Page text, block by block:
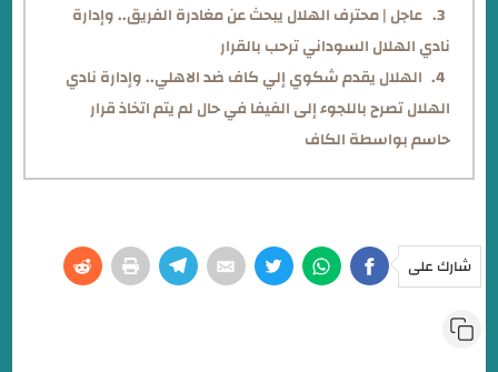
عاجل | محترف الهلال يبحث عن مغادرة الفريق.. وإدارة
نادي الهلال السوداني ترحب بالقرار
الهلال يقدم شكوي إلي كاف ضد الاهلي.. وإدارة نادي
الهلال تصرح باللجوء إلى الفيفا في حال لم يتم اتخاذ قرار
حاسم بواسطة الكاف
شارك على